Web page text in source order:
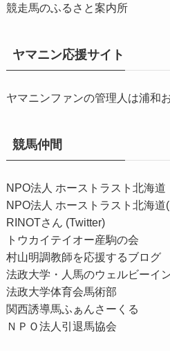
競走馬のふるさと案内所
ヤマニン応援サイト
ヤマニンファンの管理人は浦和
競馬仲間
NPO法人 ホーストラスト北海道
NPO法人 ホーストラスト北海道
RINOTさん (Twitter)
トウカイテイオー産駒の会
村山明調教師を応援するブログ
法政大学・人馬のウェルビーイ
法政大学体育会馬術部
関西誘導馬ふぁんさーくる
ＮＰＯ法人引退馬協会